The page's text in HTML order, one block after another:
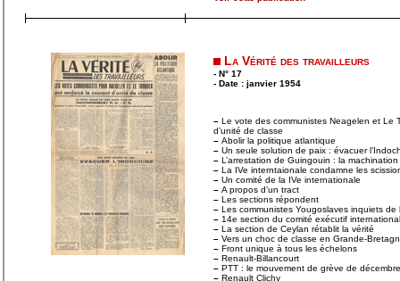
La Vérité des travailleurs
- N° 17
- Date : janvier 1954
– Le vote des communistes Neagelen et Le
d’unité de classe
– Abolir la politique atlantique
– Un seule solution de paix : évacuer
– L’arrestation de Guingouin : la
– La IVe interntaionale condamne les
– Un comité de la IVe internationale
– A propos d’un tract
– Les sections répondent
– Les communistes Yougoslaves inquiets
– 14e section du comité exécutif international
– La section de Ceylan rétablit la vérité
– Vers un choc de classe en Grande-
– Front unique à tous les échelons
– Renault-Billancourt
– PTT : le mouvement de grève de
– Renault Clichy